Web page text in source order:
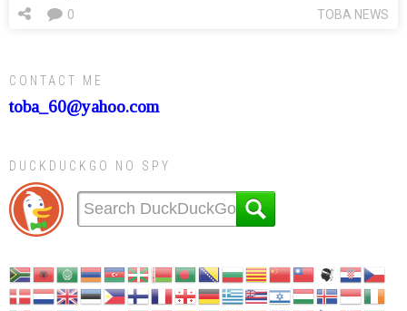
TOBA NEWS
0
CONTACT ME
toba_60@yahoo.com
DUCKDUCKGO NO SPY